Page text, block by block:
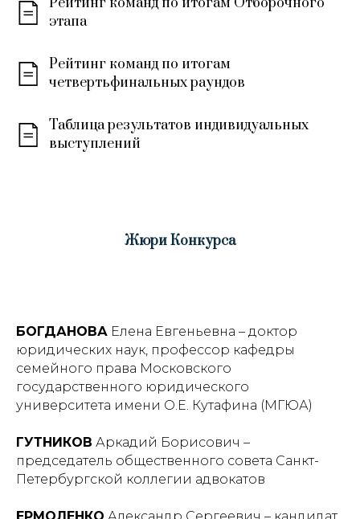
этапа
Рейтинг команд по итогам
четвертьфинальных раундов
Таблица результатов индивидуальных
выступлений
Жюри Конкурса
БОГДАНОВА Елена Евгеньевна – доктор
юридических наук, профессор кафедры
семейного права Московского
государственного юридического
университета имени О.Е. Кутафина (МГЮА)
ГУТНИКОВ Аркадий Борисович –
председатель общественного совета Санкт-
Петербургской коллегии адвокатов
ЕРМОЛЕНКО Александр Сергеевич – кандидат